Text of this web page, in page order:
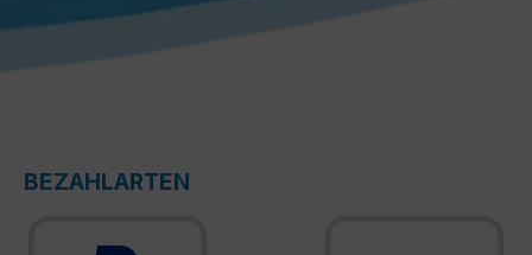
BEZAHLARTEN